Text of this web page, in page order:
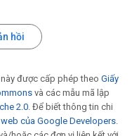
hồi
được cấp phép theo Giấy
và các mẫu mã lập
2.0. Để biết thông tin chi
của Google Developers.